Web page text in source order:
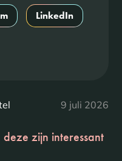
LinkedIn
9 juli 2026
zijn interessant